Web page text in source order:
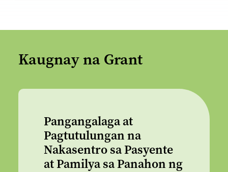
Kaugnay na Grant
Pangangalaga at
Pagtutulungan na
Nakasentro sa Pasyente
at Pamilya sa Panahon ng